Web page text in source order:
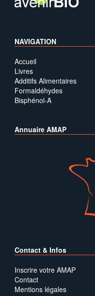
NAVIGATION
Accueil
Livres
Additifs Alimentaires
Formaldéhydes
Bisphénol-A
Annuaire AMAP
Contact & Infos
Inscrire votre AMAP
Contact
Mentions légales